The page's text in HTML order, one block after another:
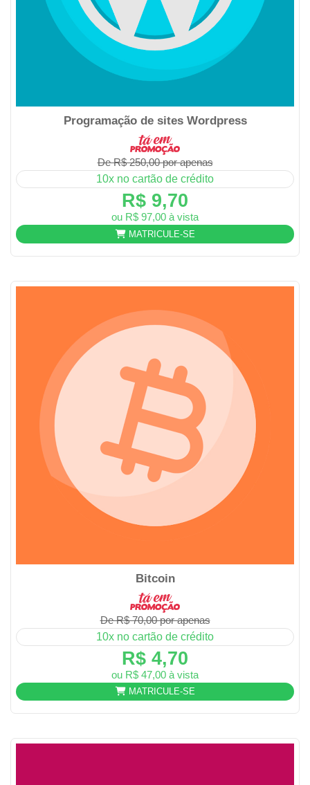
Programação de sites Wordpress
De R$ 250,00 por apenas
10x no cartão de crédito
R$ 9,70
ou R$ 97,00 à vista
MATRICULE-SE
Bitcoin
De R$ 70,00 por apenas
10x no cartão de crédito
R$ 4,70
ou R$ 47,00 à vista
MATRICULE-SE